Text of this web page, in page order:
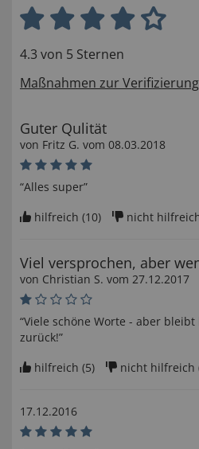
4.3 von 5 Sternen
Maßnahmen zur
Guter Qulität
von Fritz G. vom 08.03.2018
“Alles super”
hilfreich (10) nicht
Viel versprochen, aber
von Christian S. vom 27.12.2017
“Viele schöne Worte - aber
zurück!”
hilfreich (5) nicht hilfreich
17.12.2016